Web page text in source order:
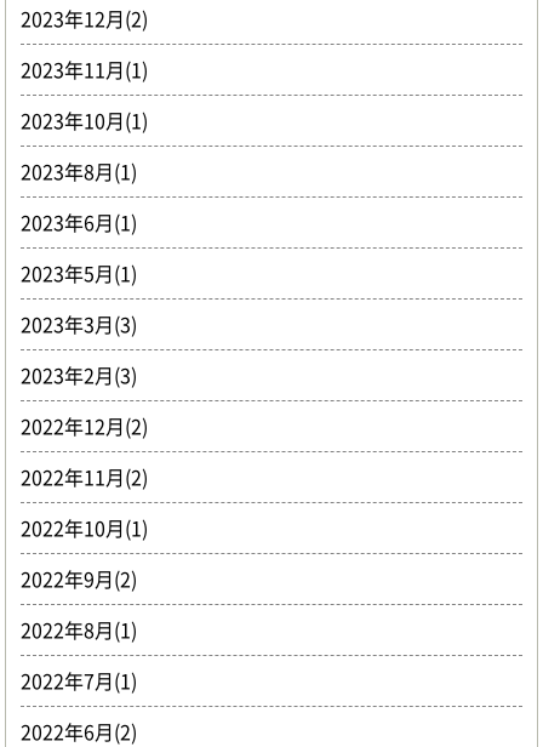
2023年12月(2)
2023年11月(1)
2023年10月(1)
2023年8月(1)
2023年6月(1)
2023年5月(1)
2023年3月(3)
2023年2月(3)
2022年12月(2)
2022年11月(2)
2022年10月(1)
2022年9月(2)
2022年8月(1)
2022年7月(1)
2022年6月(2)